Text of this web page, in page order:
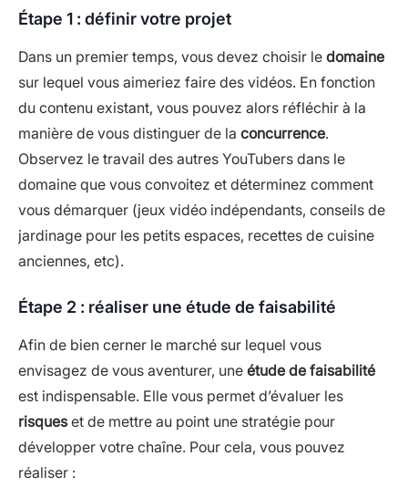
Étape 1 : définir votre projet
Dans un premier temps, vous devez choisir le domaine
sur lequel vous aimeriez faire des vidéos. En fonction
du contenu existant, vous pouvez alors réfléchir à la
manière de vous distinguer de la concurrence.
Observez le travail des autres YouTubers dans le
domaine que vous convoitez et déterminez comment
vous démarquer (jeux vidéo indépendants, conseils de
jardinage pour les petits espaces, recettes de cuisine
anciennes, etc).
Étape 2 : réaliser une étude de faisabilité
Afin de bien cerner le marché sur lequel vous
envisagez de vous aventurer, une étude de faisabilité
est indispensable. Elle vous permet d’évaluer les
risqueset de mettre au point une stratégie pour
développer votre chaîne. Pour cela, vous pouvez
réaliser :